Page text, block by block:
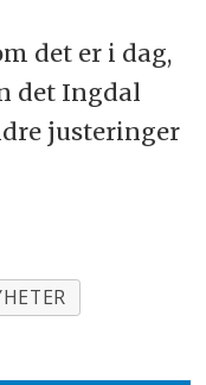
det er i dag,
det Ingdal
justeringer